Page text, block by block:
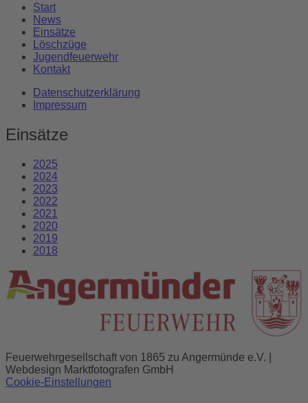
Start
News
Einsätze
Löschzüge
Jugendfeuerwehr
Kontakt
Datenschutzerklärung
Impressum
Einsätze
2025
2024
2023
2022
2021
2020
2019
2018
Feuerwehrgesellschaft von 1865 zu Angermünde e.V. |
Webdesign Marktfotografen GmbH
Cookie-Einstellungen